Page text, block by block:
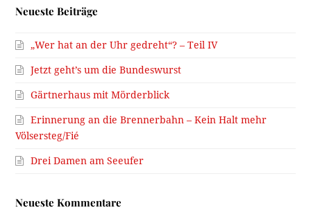
Neueste Beiträge
„Wer hat an der Uhr gedreht“? – Teil IV
Jetzt geht’s um die Bundeswurst
Gärtnerhaus mit Mörderblick
Erinnerung an die Brennerbahn – Kein Halt mehr
Völsersteg/Fié
Drei Damen am Seeufer
Neueste Kommentare